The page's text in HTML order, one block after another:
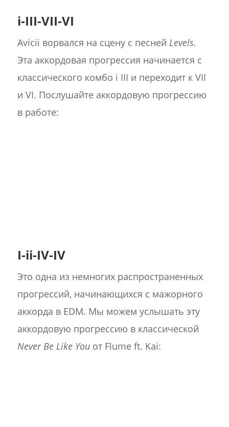
i-III-VII-VI
Avicii ворвался на сцену с песней Levels.
Эта аккордовая прогрессия начинается с
классического комбо i III и переходит к VII
и VI. Послушайте аккордовую прогрессию
в работе:
I-ii-IV-IV
Это одна из немногих распространенных
прогрессий, начинающихся с мажорного
аккорда в EDM. Мы можем услышать эту
аккордовую прогрессию в классической
Never Be Like Youот Flume ft. Kai: